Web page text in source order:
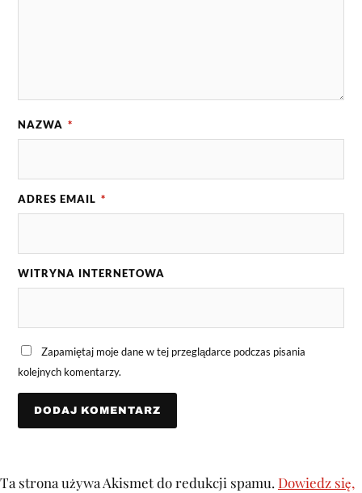
NAZWA *
ADRES EMAIL *
WITRYNA INTERNETOWA
Zapamiętaj moje dane w tej przeglądarce podczas pisania
kolejnych komentarzy.
Ta strona używa Akismet do redukcji spamu. Dowiedz się,